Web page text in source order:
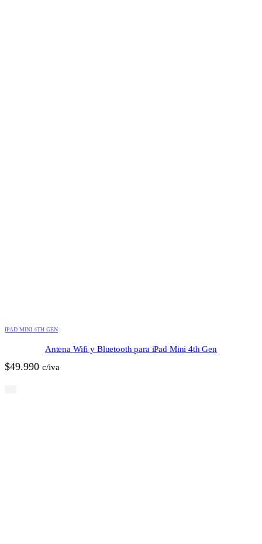
IPAD MINI 4TH GEN
Antena Wifi y Bluetooth para iPad Mini 4th Gen
$49.990 c/iva